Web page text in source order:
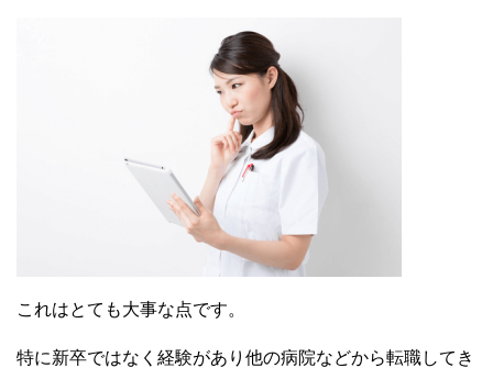
これはとても大事な点です。
特に新卒ではなく経験があり他の病院などから転職してき